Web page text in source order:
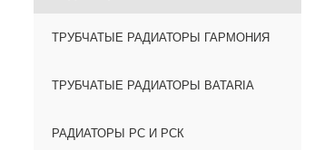
ТРУБЧАТЫЕ РАДИАТОРЫ ГАРМОНИЯ
ТРУБЧАТЫЕ РАДИАТОРЫ BATARIA
РАДИАТОРЫ РС И РСК